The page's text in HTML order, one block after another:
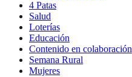
4 Patas
Salud
Loterías
Educación
Contenido en colaboración
Semana Rural
Mujeres